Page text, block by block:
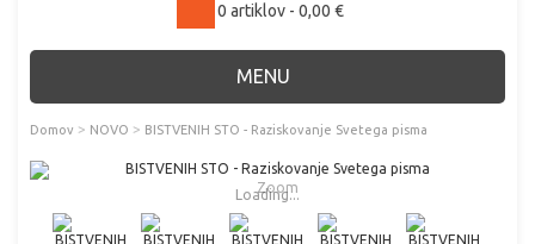
0 artiklov - 0,00 €
MENU
Domov > NOVO > BISTVENIH STO - Raziskovanje Svetega pisma
Zoom
Loading...